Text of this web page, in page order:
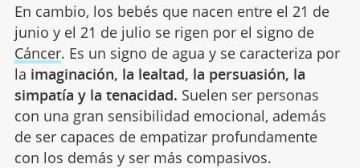
En cambio, los bebés que nacen entre el 21 de
junio y el 21 de julio se rigen por el signo de
Cáncer. Es un signo de agua y se caracteriza por
la imaginación, la lealtad, la persuasión, la
simpatía y la tenacidad. Suelen ser personas
con una gran sensibilidad emocional, además
de ser capaces de empatizar profundamente
con los demás y ser más compasivos.